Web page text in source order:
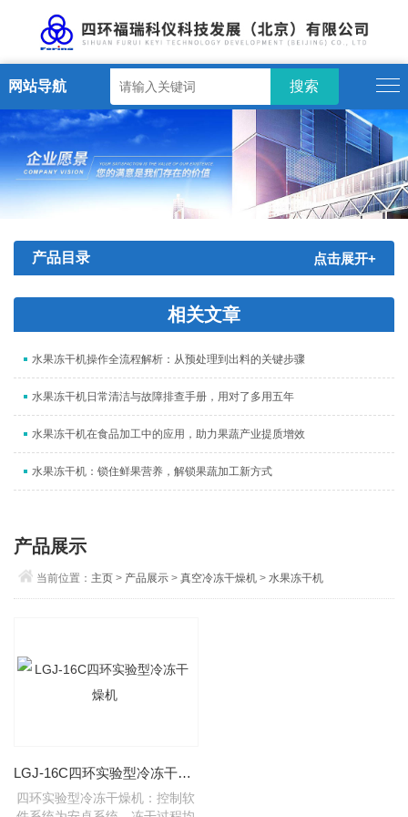
网站导航
产品目录 点击展开+
相关文章
水果冻干机操作全流程解析：从预处理到出料的关键步骤
水果冻干机日常清洁与故障排查手册，用对了多用五年
水果冻干机在食品加工中的应用，助力果蔬产业提质增效
水果冻干机：锁住鲜果营养，解锁果蔬加工新方式
产品展示
当前位置： 主页 > 产品展示 >真空冷冻干燥机 >水果冻干机
LGJ-16C四环实验型冷冻干燥机
四环实验型冷冻干燥机：控制软